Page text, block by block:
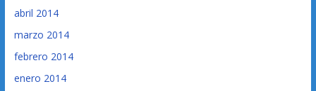
abril 2014
marzo 2014
febrero 2014
enero 2014